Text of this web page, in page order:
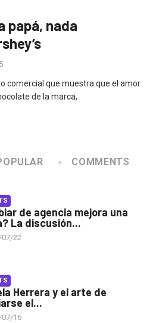
papá, nada
comercial que muestra que el amor
de la marca,
COMMENTS
de agencia mejora una
La discusión...
07/22
Herrera y el arte de
el...
07/16